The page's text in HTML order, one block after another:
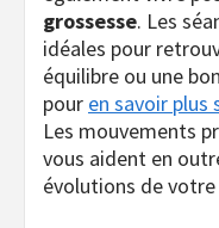
grossesse. Les
idéales pour
équilibre ou une
pour en savoir
Les mouvements
vous aident en
évolutions de votre